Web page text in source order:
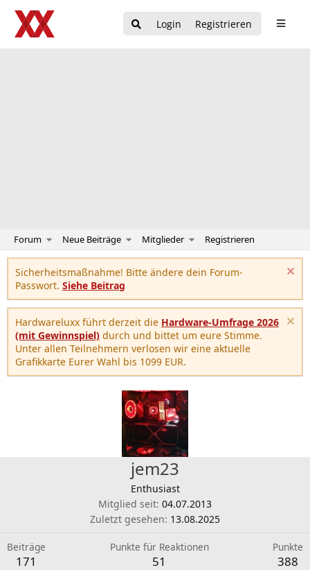
Login Registrieren
Forum Neue Beiträge Mitglieder Registrieren
Sicherheitsmaßnahme! Bitte ändere dein Forum-
Passwort. Siehe Beitrag
Hardwareluxx führt derzeit die Hardware-Umfrage 2026
(mit Gewinnspiel) durch und bittet um eure Stimme.
Unter allen Teilnehmern verlosen wir eine aktuelle
Grafikkarte Eurer Wahl bis 1099 EUR.
jem23
Enthusiast
Mitglied seit 04.07.2013
Zuletzt gesehen 13.08.2025
Beiträge
171
Punkte für Reaktionen
51
Punkte
388